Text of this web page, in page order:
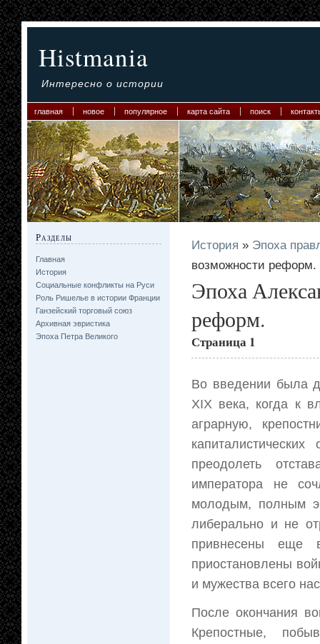
Histmania
Интересно о истории
главная новое популярное карта сайта поиск
Разделы
Главная
История
Социальные конфликты на Руси
Роль Ришелье в истории Франции
Ганзейский торговый союз
Архивная эвристика
Эпоха Петра Великого
История » Эпоха
возможности реформ.
Эпоха
реформ.
Страница 1
Во введении была
XIX века, когда к
аграрную,
преодолеть
императора не
молодым, полным
либерально и не
привнесены еще
приостановлены
и мужества всего
После окончания
Крепостные,